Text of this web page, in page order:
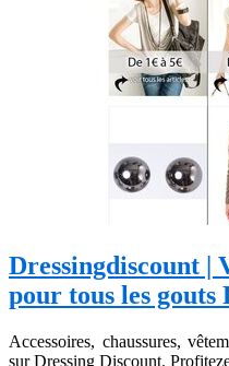
Dres­singdis­count |
pour tous les gouts
Accessoires, chaussures,
sur Dressing Discount.